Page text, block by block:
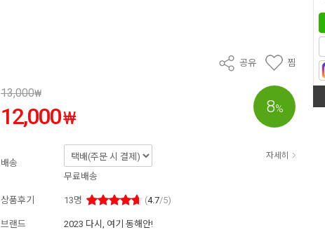
공유 찜
8%
13,000₩
12,000₩
배송
자세히
무료배송
상품후기 13명 (4.7/5)
브랜드 2023 다시, 여기 동해안!